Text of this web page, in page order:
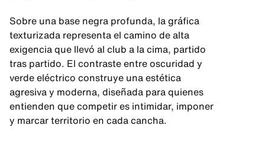
Sobre una base negra profunda, la gráfica
texturizada representa el camino de alta
exigencia que llevó al club a la cima, partido
tras partido. El contraste entre oscuridad y
verde eléctrico construye una estética
agresiva y moderna, diseñada para quienes
entienden que competir es intimidar, imponer
y marcar territorio en cada cancha.